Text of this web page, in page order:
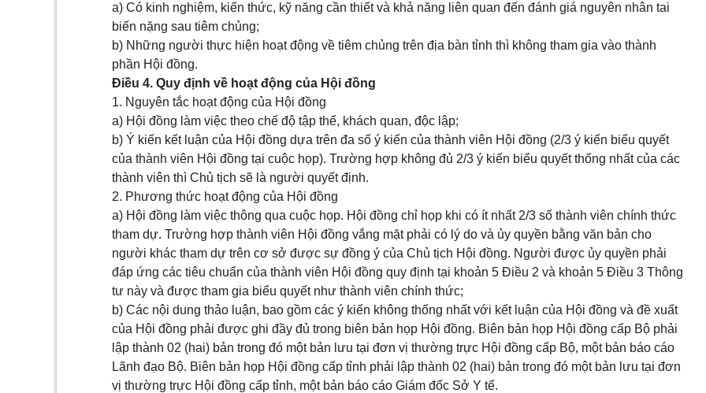
a) Có kinh nghiệm, kiến thức, kỹ năng cần thiết và khả năng liên quan đến đánh giá nguyên nhân tai
biến nặng sau tiêm chủng;
b) Những người thực hiện hoạt động về tiêm chủng trên địa bàn tỉnh thì không tham gia vào thành
phần Hội đồng.
Điều 4. Quy định về hoạt động của Hội đồng
1. Nguyên tắc hoạt động của Hội đồng
a) Hội đồng làm việc theo chế độ tập thể, khách quan, độc lập;
b) Ý kiến kết luận của Hội đồng dựa trên đa số ý kiến của thành viên Hội đồng (2/3 ý kiến biểu quyết
của thành viên Hội đồng tại cuộc họp). Trường hợp không đủ 2/3 ý kiến biểu quyết thống nhất của các
thành viên thì Chủ tịch sẽ là người quyết định.
2. Phương thức hoạt động của Hội đồng
a) Hội đồng làm việc thông qua cuộc họp. Hội đồng chỉ họp khi có ít nhất 2/3 số thành viên chính thức
tham dự. Trường hợp thành viên Hội đồng vắng mặt phải có lý do và ủy quyền bằng văn bản cho
người khác tham dự trên cơ sở được sự đồng ý của Chủ tịch Hội đồng. Người được ủy quyền phải
đáp ứng các tiêu chuẩn của thành viên Hội đồng quy định tại khoản 5 Điều 2 và khoản 5 Điều 3 Thông
tư này và được tham gia biểu quyết như thành viên chính thức;
b) Các nội dung thảo luận, bao gồm các ý kiến không thống nhất với kết luận của Hội đồng và đề xuất
của Hội đồng phải được ghi đầy đủ trong biên bản họp Hội đồng. Biên bản họp Hội đồng cấp Bộ phải
lập thành 02 (hai) bản trong đó một bản lưu tại đơn vị thường trực Hội đồng cấp Bộ, một bản báo cáo
Lãnh đạo Bộ. Biên bản họp Hội đồng cấp tỉnh phải lập thành 02 (hai) bản trong đó một bản lưu tại đơn
vị thường trực Hội đồng cấp tỉnh, một bản báo cáo Giám đốc Sở Y tế.